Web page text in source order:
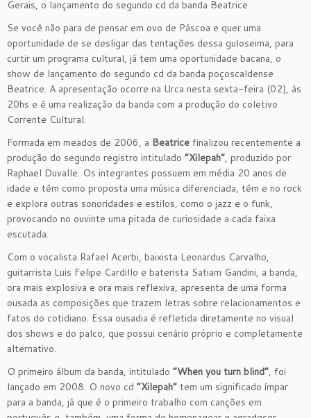
Gerais, o lançamento do segundo cd da banda Beatrice.
Se você não para de pensar em ovo de Páscoa e quer uma
oportunidade de se desligar das tentações dessa guloseima, para
curtir um programa cultural, já tem uma oportunidade bacana, o
show de lançamento do segundo cd da banda poçoscaldense
Beatrice. A apresentação ocorre na Urca nesta sexta-feira (02), às
20hs e é uma realização da banda com a produção do coletivo
Corrente Cultural.
Formada em meados de 2006, a Beatrice finalizou recentemente a
produção do segundo registro intitulado “Xilepah”, produzido por
Raphael Duvalle. Os integrantes possuem em média 20 anos de
idade e têm como proposta uma música diferenciada, têm e no rock
e explora outras sonoridades e estilos, como o jazz e o funk,
provocando no ouvinte uma pitada de curiosidade a cada faixa
escutada.
Com o vocalista Rafael Acerbi, baixista Leonardus Carvalho,
guitarrista Luis Felipe Cardillo e baterista Satiam Gandini, a banda,
ora mais explosiva e ora mais reflexiva, apresenta de uma forma
ousada as composições que trazem letras sobre relacionamentos e
fatos do cotidiano. Essa ousadia é refletida diretamente no visual
dos shows e do palco, que possui cenário próprio e completamente
alternativo.
O primeiro álbum da banda, intitulado “When you turn blind”, foi
lançado em 2008. O novo cd “Xilepah” tem um significado ímpar
para a banda, já que é o primeiro trabalho com canções em